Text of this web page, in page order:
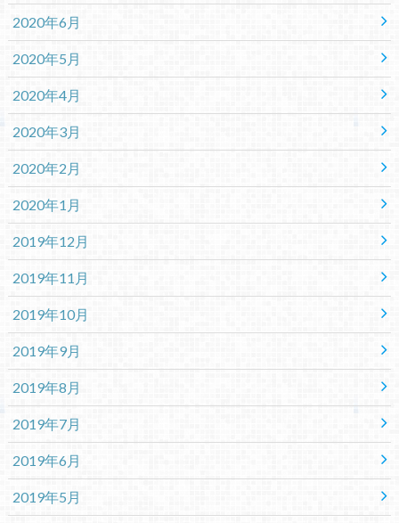
2020年6月
2020年5月
2020年4月
2020年3月
2020年2月
2020年1月
2019年12月
2019年11月
2019年10月
2019年9月
2019年8月
2019年7月
2019年6月
2019年5月